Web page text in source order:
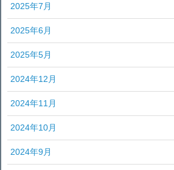
2025年7月
2025年6月
2025年5月
2024年12月
2024年11月
2024年10月
2024年9月